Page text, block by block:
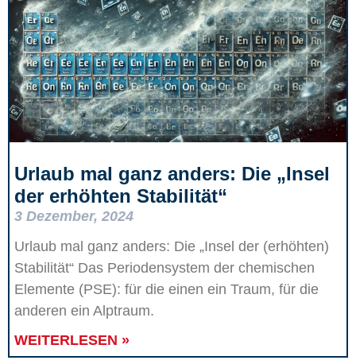
Urlaub mal ganz anders: Die „Insel
der erhöhten Stabilität“
3 Dezember, 2024
Urlaub mal ganz anders: Die „Insel der (erhöhten)
Stabilität“ Das Periodensystem der chemischen
Elemente (PSE): für die einen ein Traum, für die
anderen ein Alptraum.
WEITERLESEN »